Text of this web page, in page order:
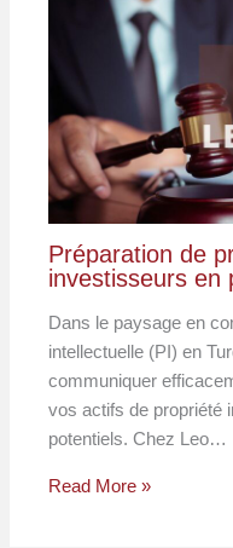
Préparation de
investisseurs en
Dans le paysage en
intellectuelle (PI) en
communiquer
vos actifs de propriété
potentiels. Chez Leo…
Read More »